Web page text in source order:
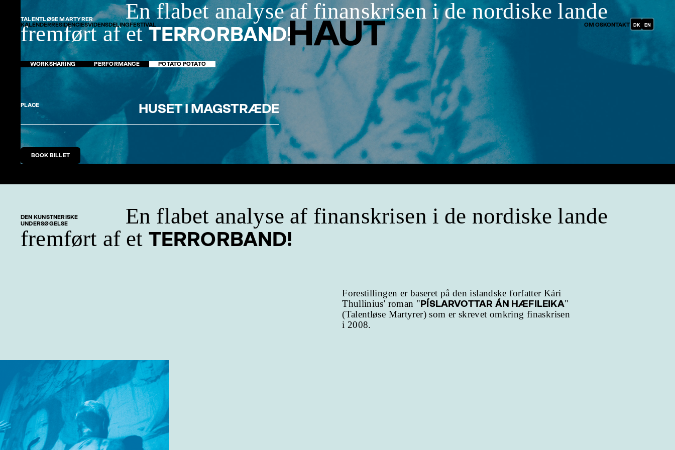
KALENDERRESIDENCIESVIDENSDELINGFESTIVAL OM OSKONTAKT
DANISH
(DENMARK)
ENGLISH
TALENTLØSE MARTYRER
En flabet analyse af finanskrisen i de nordiske lande
fremført af etTERRORBAND!
WORKSHARING PERFORMANCE POTATO POTATO
PLACE HUSET I MAGSTRÆDE
BOOK BILLET
DEN KUNSTNERISKE
UNDERSØGELSE
En flabet analyse af finanskrisen i de nordiske lande
fremført af et TERRORBAND!
Forestillingen er baseret på den islandske forfatter Kári
Thullinius' roman "PÍSLARVOTTAR ÁN HÆFILEIKA"
(Talentløse Martyrer) som er skrevet omkring finaskrisen
i 2008.